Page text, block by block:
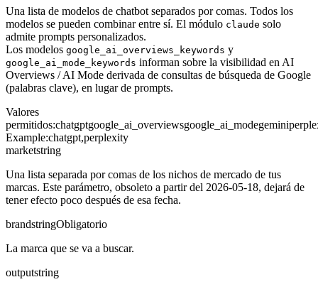
Una lista de modelos de chatbot separados por comas. Todos los
modelos se pueden combinar entre sí. El módulo claude solo
admite prompts personalizados.
Los modelos google_ai_overviews_keywords y
google_ai_mode_keywords informan sobre la visibilidad en AI
Overviews / AI Mode derivada de consultas de búsqueda de Google
(palabras clave), en lugar de prompts.
Valores
permitidos:chatgptgoogle_ai_overviewsgoogle_ai_modegemini
Example:chatgpt,perplexity
marketstring
Una lista separada por comas de los nichos de mercado de tus
marcas. Este parámetro, obsoleto a partir del 2026-05-18, dejará de
tener efecto poco después de esa fecha.
brandstringObligatorio
La marca que se va a buscar.
outputstring